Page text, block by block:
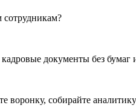
сотрудникам?
документы без бумаг
воронку, собирайте